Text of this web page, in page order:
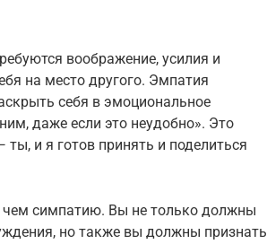
воображение, усилия и
на место другого. Эмпатия
себя в эмоциональное
даже если это неудобно». Это
и я готов принять и поделиться
симпатию. Вы не только должны
но также вы должны признать